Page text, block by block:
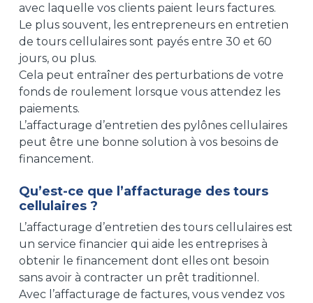
avec laquelle vos clients paient leurs factures.
Le plus souvent, les entrepreneurs en entretien
de tours cellulaires sont payés entre 30 et 60
jours, ou plus.
Cela peut entraîner des perturbations de votre
fonds de roulement lorsque vous attendez les
paiements.
L’affacturage d’entretien des pylônes cellulaires
peut être une bonne solution à vos besoins de
financement.
Qu’est-ce que l’affacturage des tours
cellulaires ?
L’affacturage d’entretien des tours cellulaires est
un service financier qui aide les entreprises à
obtenir le financement dont elles ont besoin
sans avoir à contracter un prêt traditionnel.
Avec l’affacturage de factures, vous vendez vos